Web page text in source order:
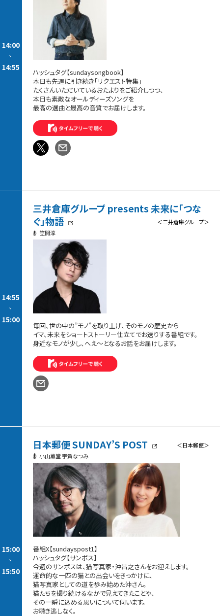
14:00
-
14:55
ハッシュタグ【sundaysongbook】
本日も先週に引き続き「リクエスト特集」
たくさんいただいているおたよりをご紹介しつつ、
本日も素敵なオールディーズソングを
最高の選曲と最高の音質でお届けします。
14:55
-
15:00
三井倉庫グループ presents 未来に「つな
ぐ」物語
＜三井倉庫グループ＞
笠間淳
毎回、世の中の”モノ”を取り上げ、そのモノの歴史から
イマ、未来をショートストーリー仕立てでお送りする番組です。
身近なモノが少し、へえ～となるお話をお届けします。
15:00
-
15:50
日本郵便 SUNDAY’S POST
＜日本郵便＞
小山薫堂 宇賀なつみ
番組X【sundayspost1】
ハッシュタグ【サンポス】
今週のサンポスは、猫写真家・沖昌之さんをお迎えします。
運命的な一匹の猫との出会いをきっかけに、
猫写真家としての道を歩み始めた沖さん。
猫たちを撮り続けるなかで見えてきたことや、
その一瞬に込める思いについて伺います。
お聴き逃しなく。